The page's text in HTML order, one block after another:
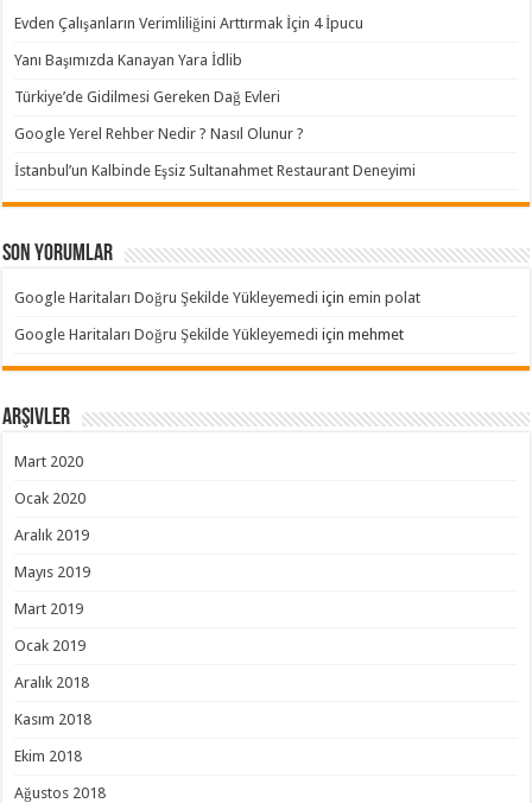
Evden Çalışanların Verimliliğini Arttırmak İçin 4 İpucu
Yanı Başımızda Kanayan Yara İdlib
Türkiye’de Gidilmesi Gereken Dağ Evleri
Google Yerel Rehber Nedir ? Nasıl Olunur ?
İstanbul’un Kalbinde Eşsiz Sultanahmet Restaurant Deneyimi
Son yorumlar
Google Haritaları Doğru Şekilde Yükleyemedi içinemin polat
Google Haritaları Doğru Şekilde Yükleyemedi içinmehmet
Arşivler
Mart 2020
Ocak 2020
Aralık 2019
Mayıs 2019
Mart 2019
Ocak 2019
Aralık 2018
Kasım 2018
Ekim 2018
Ağustos 2018